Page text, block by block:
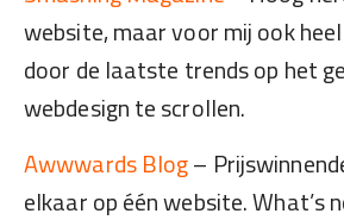
website, maar voor mij ook
door de laatste trends op het
webdesign te scrollen.
Awwwards Blog–
elkaar op één website. What’s